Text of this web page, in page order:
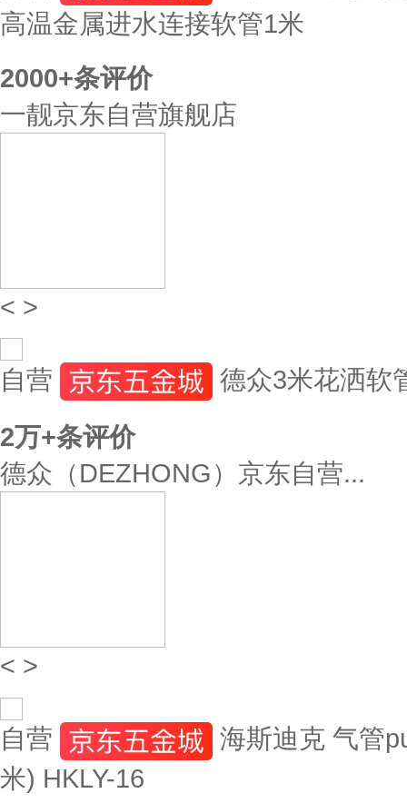
高温金属进水连接软管1米
2000+条评价
一靓京东自营旗舰店
< >
自营
德众3米花洒软
2万+条评价
德众（DEZHONG）京东自营...
< >
自营
海斯迪克 气管
米) HKLY-16